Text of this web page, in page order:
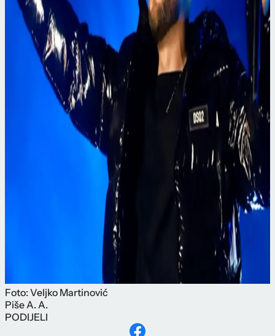
Foto: Veljko Martinović
PišeA. A.
PODIJELI